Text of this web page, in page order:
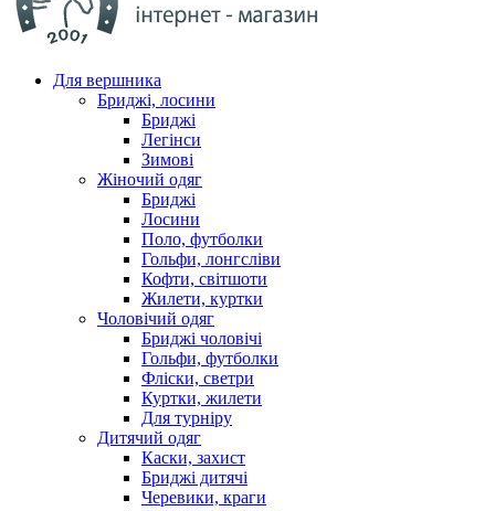
Для вершника
Бриджі, лосини
Бриджі
Легінси
Зимові
Жіночий одяг
Бриджі
Лосини
Поло, футболки
Гольфи, лонгсліви
Кофти, світшоти
Жилети, куртки
Чоловічий одяг
Бриджі чоловічі
Гольфи, футболки
Фліски, светри
Куртки, жилети
Для турніру
Дитячий одяг
Каски, захист
Бриджі дитячі
Черевики, краги